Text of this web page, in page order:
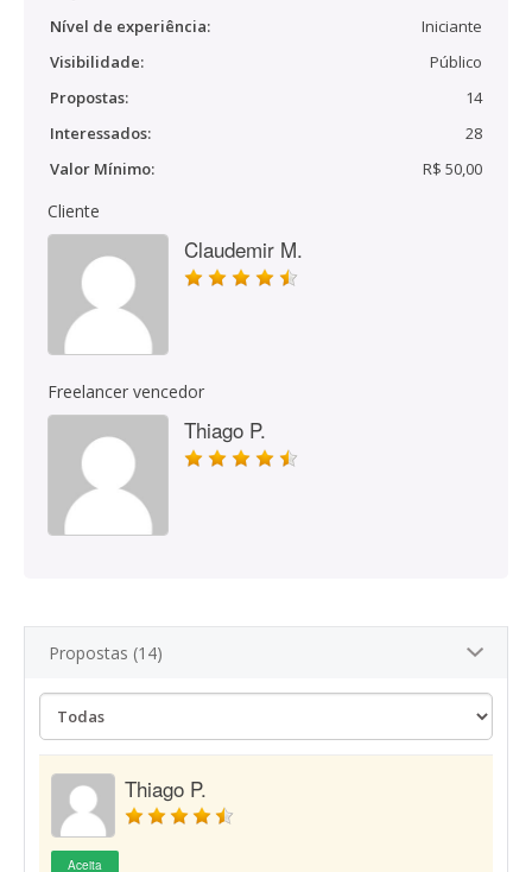
Nível de experiência:
Iniciante
Visibilidade:
Público
Propostas:
14
Interessados:
28
Valor Mínimo:
R$ 50,00
Cliente
Claudemir M.
Freelancer vencedor
Thiago P.
Propostas (14)
Thiago P.
Aceita